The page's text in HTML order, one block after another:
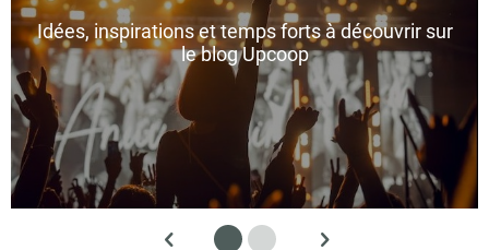
Idées, inspirations et temps forts à découvrir sur
le blog Upcoop